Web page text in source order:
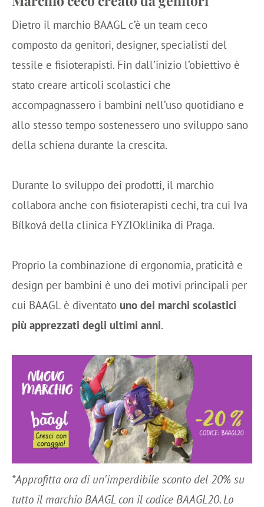
Dietro il marchio BAAGL c’è un team ceco
composto da genitori, designer, specialisti del
tessile e fisioterapisti. Fin dall’inizio l’obiettivo è
stato creare articoli scolastici che
accompagnassero i bambini nell’uso quotidiano e
allo stesso tempo sostenessero uno sviluppo sano
della schiena durante la crescita.
Durante lo sviluppo dei prodotti, il marchio
collabora anche con fisioterapisti cechi, tra cui Iva
Bílková della clinica FYZIOklinika di Praga.
Proprio la combinazione di ergonomia, praticità e
design per bambini è uno dei motivi principali per
cui BAAGL è diventato uno dei marchi scolastici
più apprezzati degli ultimi anni.
*Approfitta ora di un'imperdibile sconto del 20% su
tutto il marchio BAAGL con il codice BAAGL20. Lo